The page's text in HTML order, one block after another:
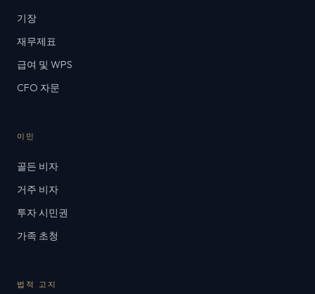
기장
재무제표
급여 및 WPS
CFO 자문
이민
골든 비자
거주 비자
투자 시민권
가족 초청
법적 고지